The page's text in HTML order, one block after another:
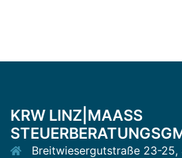
KRW LINZ|MAASS
Breitwiesergutstraße 23-25,